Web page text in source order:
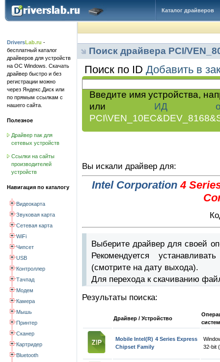
Каталог драйверов
DriversLab.ru -
бесплатный каталог
драйверов для устройств
на ОС Windows. Скачать
драйвер быстро и без
регистрации можно
через Яндекс.Диск или
по прямым ссылкам с
нашего сайта.
Полезное
Драйвер пак для
сетевых устройств
Ссылки на сайты
производителей
устройств
Навигация по каталогу
Видеокарта
Звуковая карта
Сетевая карта
WiFi
Чипсет
USB
Контроллер
Тачпад
Модем
Камера
Мышь
Принтер
Сканер
Картридер
Bluetooth
Поиск драйвера PCI/
Поиск по ID Добавить в
Введите имя устройства,
или ИД
Вы искали драйвер для:
Intel Corporation 4
Выберите драйвер для своей
Рекомендуется
(смотрите на дату выхода).
Для перехода к скачиванию
Результаты поиска:
Драйвер / Устройство
Mobile Intel(R) 4 Series Express
Chipset Family
32-bit